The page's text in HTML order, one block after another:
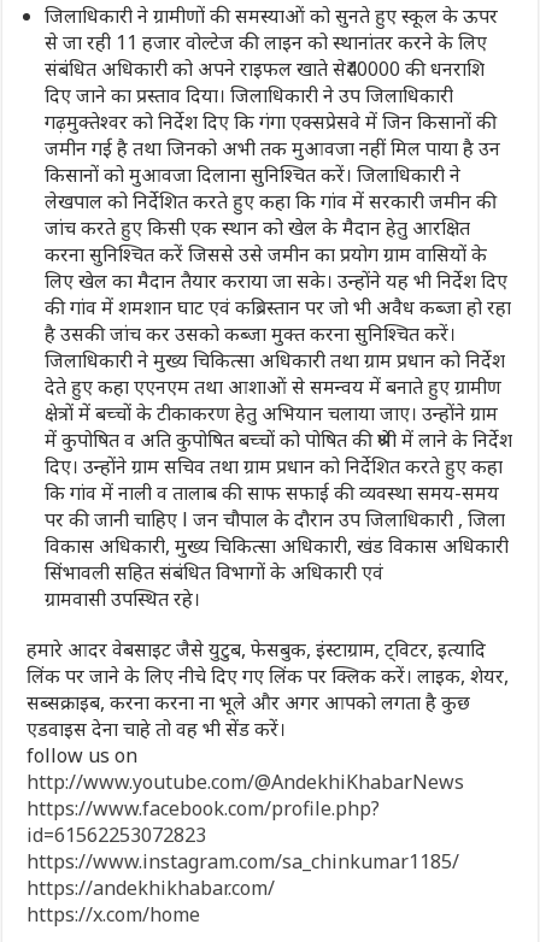
जिलाधिकारी ने ग्रामीणों की समस्याओं को सुनते हुए स्कूल के ऊपर
से जा रही 11 हजार वोल्टेज की लाइन को स्थानांतर करने के लिए
संबंधित अधिकारी को अपने राइफल खाते से₹40000 की धनराशि
दिए जाने का प्रस्ताव दिया। जिलाधिकारी ने उप जिलाधिकारी
गढ़मुक्तेश्वर को निर्देश दिए कि गंगा एक्सप्रेसवे में जिन किसानों की
जमीन गई है तथा जिनको अभी तक मुआवजा नहीं मिल पाया है उन
किसानों को मुआवजा दिलाना सुनिश्चित करें। जिलाधिकारी ने
लेखपाल को निर्देशित करते हुए कहा कि गांव में सरकारी जमीन की
जांच करते हुए किसी एक स्थान को खेल के मैदान हेतु आरक्षित
करना सुनिश्चित करें जिससे उसे जमीन का प्रयोग ग्राम वासियों के
लिए खेल का मैदान तैयार कराया जा सके। उन्होंने यह भी निर्देश दिए
की गांव में शमशान घाट एवं कब्रिस्तान पर जो भी अवैध कब्जा हो रहा
है उसकी जांच कर उसको कब्जा मुक्त करना सुनिश्चित करें।
जिलाधिकारी ने मुख्य चिकित्सा अधिकारी तथा ग्राम प्रधान को निर्देश
देते हुए कहा एएनएम तथा आशाओं से समन्वय में बनाते हुए ग्रामीण
क्षेत्रों में बच्चों के टीकाकरण हेतु अभियान चलाया जाए। उन्होंने ग्राम
में कुपोषित व अति कुपोषित बच्चों को पोषित की श्रेणी में लाने के निर्देश
दिए। उन्होंने ग्राम सचिव तथा ग्राम प्रधान को निर्देशित करते हुए कहा
कि गांव में नाली व तालाब की साफ सफाई की व्यवस्था समय-समय
पर की जानी चाहिए l जन चौपाल के दौरान उप जिलाधिकारी , जिला
विकास अधिकारी, मुख्य चिकित्सा अधिकारी, खंड विकास अधिकारी
सिंभावली सहित संबंधित विभागों के अधिकारी एवं
ग्रामवासी उपस्थित रहे।
हमारे आदर वेबसाइट जैसे युटुब, फेसबुक, इंस्टाग्राम, ट्विटर, इत्यादि
लिंक पर जाने के लिए नीचे दिए गए लिंक पर क्लिक करें। लाइक, शेयर,
सब्सक्राइब, करना करना ना भूले और अगर आपको लगता है कुछ
एडवाइस देना चाहे तो वह भी सेंड करें।
follow us on
http://www.youtube.com/@AndekhiKhabarNews
https://www.facebook.com/profile.php?
id=61562253072823
https://www.instagram.com/sa_chinkumar1185/
https://andekhikhabar.com/
https://x.com/home